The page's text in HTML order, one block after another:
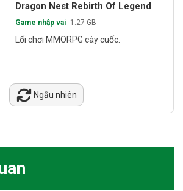
Dragon Nest Rebirth Of Legend
Game nhập vai 1.27 GB
Lối chơi MMORPG cày cuốc.
Ngẫu nhiên